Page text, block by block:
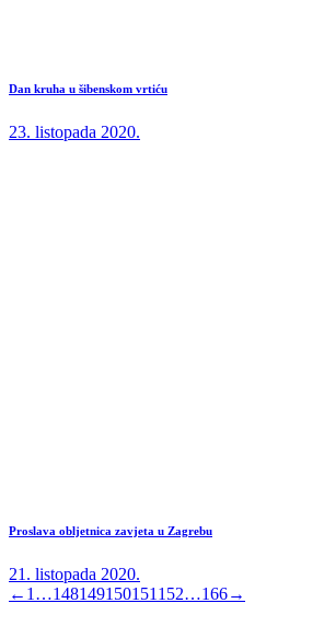
Dan kruha u šibenskom vrtiću
23. listopada 2020.
Proslava obljetnica zavjeta u Zagrebu
21. listopada 2020.
← 1 …148149150151 152…166→